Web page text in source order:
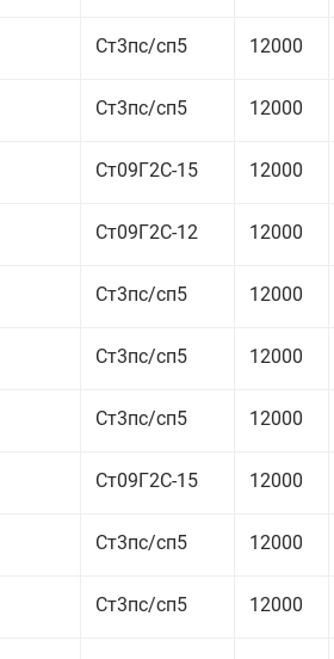
Ст3пс/сп5 12000
Ст3пс/сп5 12000
Ст09Г2С-15 12000
Ст09Г2С-12 12000
Ст3пс/сп5 12000
Ст3пс/сп5 12000
Ст3пс/сп5 12000
Ст09Г2С-15 12000
Ст3пс/сп5 12000
Ст3пс/сп5 12000